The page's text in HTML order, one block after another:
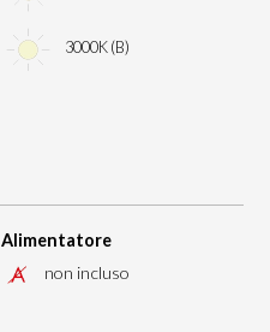
3000K (B)
Alimentatore
non incluso